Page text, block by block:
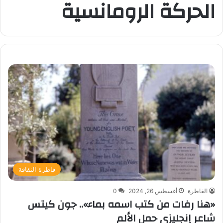
الحركة الرومانسية
قاطرة الثقافة
القاطرة أغسطس 26, 2024 0
«هنا رفات من كتب اسمه بماء».. جون كيتس
شاعر إنجليزي حمل الألم